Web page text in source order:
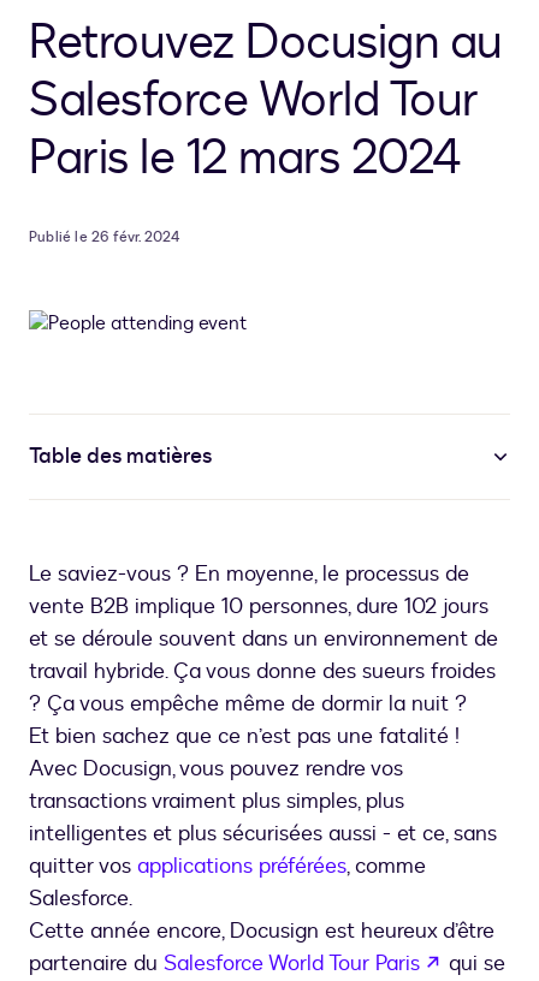
Retrouvez Docusign au
Salesforce World Tour
Paris le 12 mars 2024
Publié le 26 févr. 2024
Table des matières
Le saviez-vous ? En moyenne, le processus de
vente B2B implique 10 personnes, dure 102 jours
et se déroule souvent dans un environnement de
travail hybride. Ça vous donne des sueurs froides
? Ça vous empêche même de dormir la nuit ?
Et bien sachez que ce n’est pas une fatalité !
Avec Docusign, vous pouvez rendre vos
transactions vraiment plus simples, plus
intelligentes et plus sécurisées aussi - et ce, sans
quitter vos applications préférées, comme
Salesforce.
Cette année encore, Docusign est heureux d’être
partenaire du Salesforce World Tour Paris s’ouvre
qui se